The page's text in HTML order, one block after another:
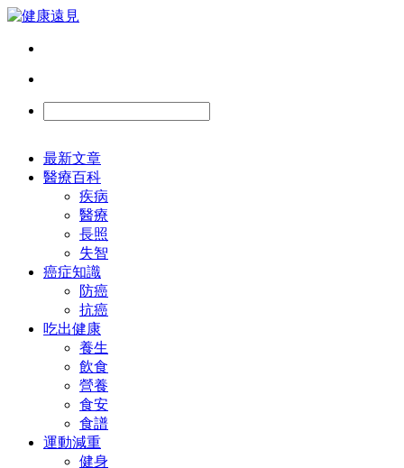
最新文章
醫療百科
疾病
醫療
長照
失智
癌症知識
防癌
抗癌
吃出健康
養生
飲食
營養
食安
食譜
運動減重
健身